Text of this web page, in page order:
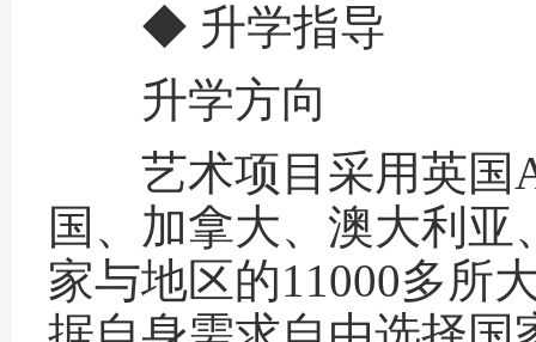
◆ 升学指导
升学方向
艺术项目采用英国
国、加拿大、澳大利
家与地区的11000多所